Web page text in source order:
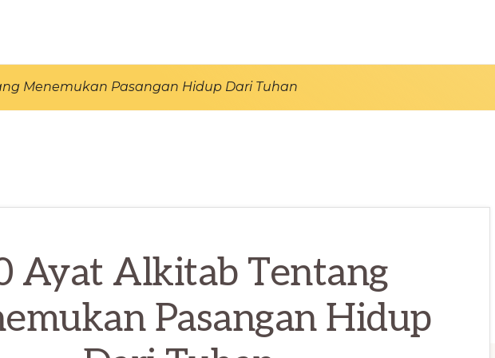
Menemukan Pasangan Hidup Dari Tuhan
Ayat Alkitab Tentang
Pasangan Hidup